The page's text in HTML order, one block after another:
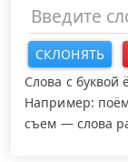
СКЛОНЯТЬ
Слова с буквой
Например:
съем — слова